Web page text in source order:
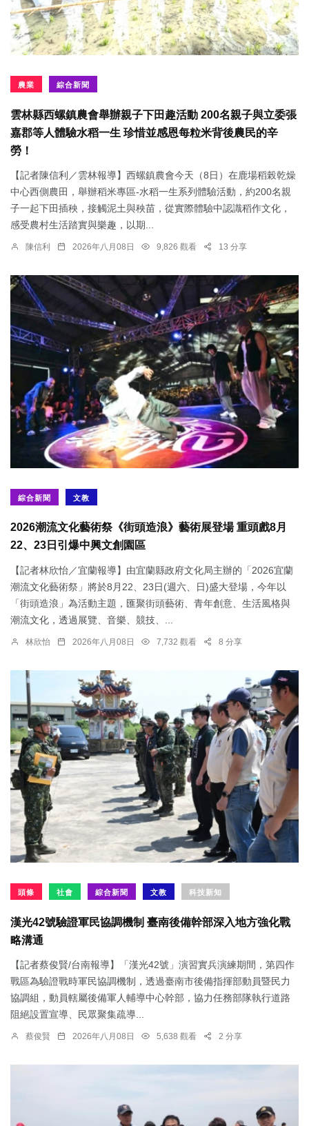
農業 綜合新聞
雲林縣西螺鎮農會舉辦親子下田趣活動 200名親子與立委張
嘉郡等人體驗水稻一生 珍惜並感恩每粒米背後農民的辛
勞！
【記者陳信利／雲林報導】西螺鎮農會今天（8日）在鹿場稻榖乾燥
中心西側農田，舉辦稻米專區-水稻一生系列體驗活動，約200名親
子一起下田插秧，接觸泥土與秧苗，從實際體驗中認識稻作文化，
感受農村生活踏實與樂趣，以期...
陳信利 2026年八月08日 9,826 觀看 13 分享
綜合新聞 文教
2026潮流文化藝術祭《街頭造浪》藝術展登場 重頭戲8月
22、23日引爆中興文創園區
【記者林欣怡／宜蘭報導】由宜蘭縣政府文化局主辦的「2026宜蘭
潮流文化藝術祭」將於8月22、23日(週六、日)盛大登場，今年以
「街頭造浪」為活動主題，匯聚街頭藝術、青年創意、生活風格與
潮流文化，透過展覽、音樂、競技、...
林欣怡 2026年八月08日 7,732 觀看 8 分享
頭條 社會 綜合新聞 文教 科技新知
漢光42號驗證軍民協調機制 臺南後備幹部深入地方強化戰
略溝通
【記者蔡俊賢/台南報導】「漢光42號」演習實兵演練期間，第四作
戰區為驗證戰時軍民協調機制，透過臺南市後備指揮部動員暨民力
協調組，動員轄屬後備軍人輔導中心幹部，協力任務部隊執行道路
阻絕設置宣導、民眾聚集疏導...
蔡俊賢 2026年八月08日 5,638 觀看 2 分享